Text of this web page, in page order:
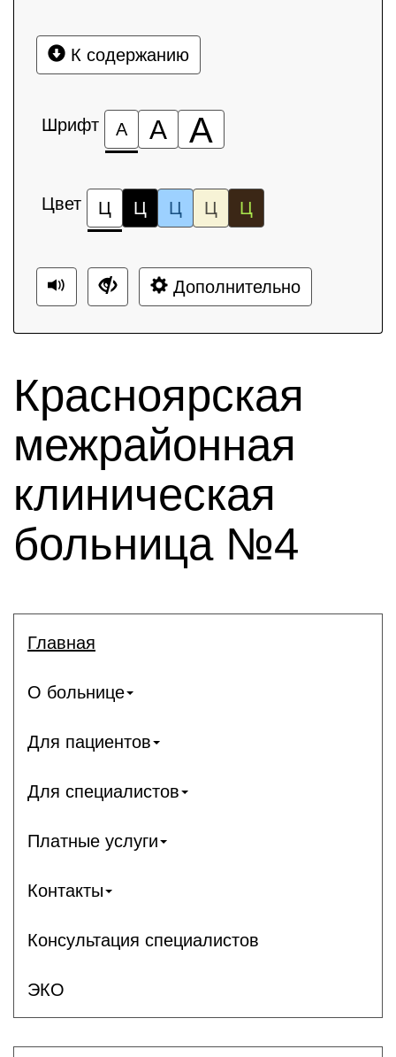
К содержанию
Шрифт А А А
Цвет Ц Ц Ц Ц Ц
Дополнительно
Красноярская
межрайонная
клиническая
больница №4
Главная
О больнице
Для пациентов
Для специалистов
Платные услуги
Контакты
Консультация специалистов
ЭКО